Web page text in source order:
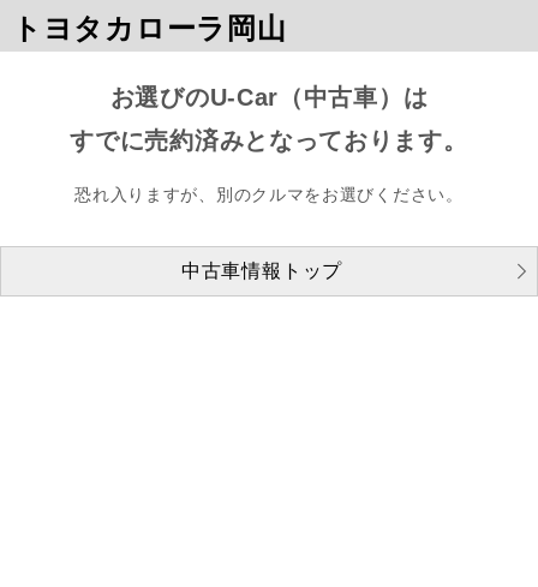
トヨタカローラ岡山
お選びのU-Car（中古車）は
すでに売約済みとなっております。
恐れ入りますが、別のクルマをお選びください。
中古車情報トップ